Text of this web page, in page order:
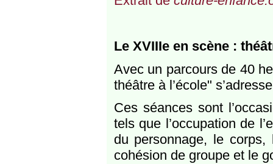
Le XVIIIe en scène :
Avec un parcours de 40
théâtre à l’école"
Ces séances sont
tels que l’occupation de
du personnage, le
cohésion de groupe et le